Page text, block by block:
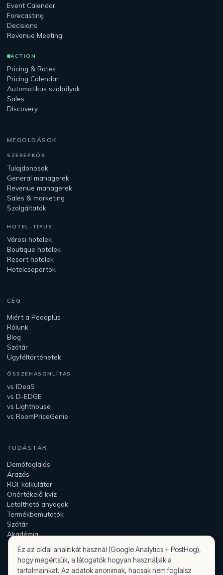
Event Calendar
Forecasting
Decisions
Revenue Meeting
ACTION
Pricing & Rates
Pricing Calendar
Automatikus szabályok
Sales
Discovery
MEGOLDÁSOK
SZEREPKÖR
Tulajdonosok
General managerek
Revenue managerek
Sales & marketing
Szolgáltatók
HOTEL-TÍPUS
Városi hotelek
Boutique hotelek
Resort hotelek
Hotelcsoportok
CÉG
Miért a Peaqplus
Rólunk
Blog
Szótár
Ügyféltörténetek
ÖSSZEHASONLÍTÁS
vs IDeaS
vs D-EDGE
vs Lighthouse
vs RoomPriceGenie
TUDÁSTÁR
Demófoglalás
Árazás
ROI-kalkulátor
Önértékelő kvíz
Letölthető anyagok
Termékbemutatók
Szótár
Akadémia
Ez az oldal analitikát használ (Google Analytics + PostHog),
hogy megértsük, a látogatók hogyan használják a
tartalmainkat. Az adatok anonimak, hacsak nem foglalsz